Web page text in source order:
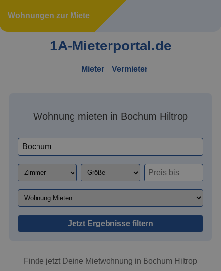
Wohnungen zur Miete
1A-Mieterportal.de
Mieter Vermieter
Wohnung mieten in Bochum Hiltrop
Jetzt Ergebnisse filtern
Finde jetzt Deine Mietwohnung in Bochum Hiltrop